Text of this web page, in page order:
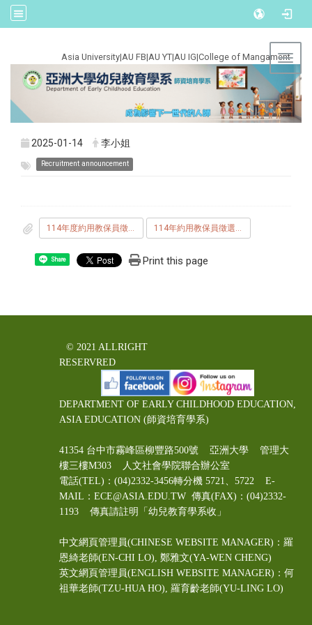
Asia University|AU FB|AU YT|AU IG|College of Mangament
2025-01-14 李小姐
Recruitment announcement
114年度約用教保員徵選簡章.pdf 114年約用教保員徵選報名表.doc
Share Print this page
© 2021 ALLRIGHT
RESERVRED
DEPARTMENT OF EARLY CHILDHOOD EDUCATION,
ASIA EDUCATION (師資培育學系)
41354 台中市霧峰區柳豐路500號 亞洲大學 管理大
樓三樓M303 人文社會學院聯合辦公室
電話(TEL)：(04)2332-3456轉分機 5721、5722 E-
MAIL：ECE@ASIA.EDU.TW 傳真(FAX)：(04)2332-
1193 傳真請註明「幼兒教育學系收」
中文網頁管理員(CHINESE WEBSITE MANAGER)：羅
恩綺老師(EN-CHI LO) , 鄭雅文(YA-WEN CHENG)
英文網頁管理員(ENGLISH WEBSITE MANAGER)：何
祖華老師(TZU-HUA HO), 羅育齡老師(YU-LING LO)